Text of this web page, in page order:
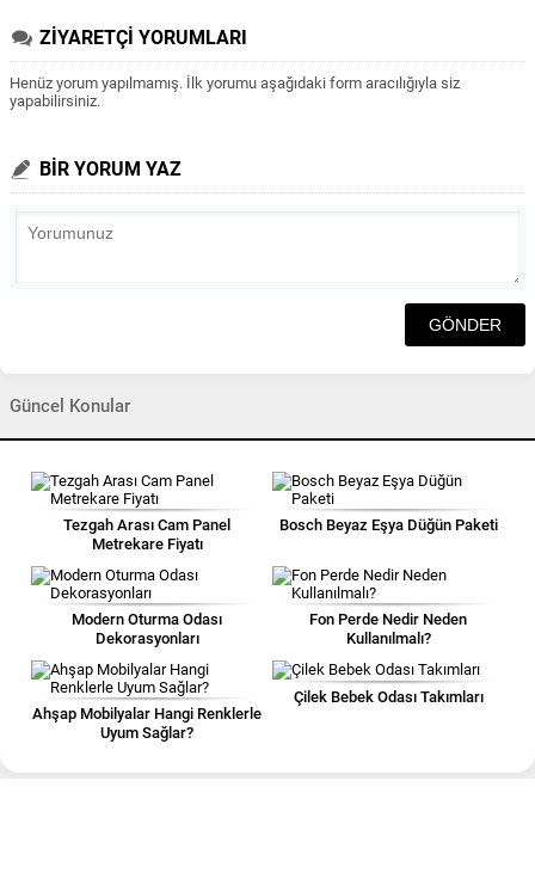
ZİYARETÇİ YORUMLARI
Henüz yorum yapılmamış. İlk yorumu aşağıdaki form aracılığıyla siz
yapabilirsiniz.
BİR YORUM YAZ
Güncel Konular
Tezgah Arası Cam Panel
Metrekare Fiyatı
Bosch Beyaz Eşya Düğün Paketi
Modern Oturma Odası
Dekorasyonları
Fon Perde Nedir Neden
Kullanılmalı?
Ahşap Mobilyalar Hangi Renklerle
Uyum Sağlar?
Çilek Bebek Odası Takımları